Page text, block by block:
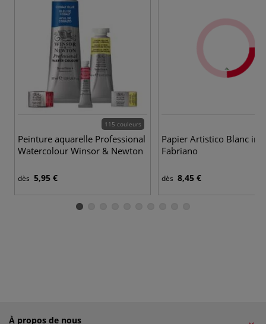
115 couleurs
Peinture aquarelle Professional
Watercolour Winsor & Newton
dès 5,95 €
Papier Artistico Blanc
Fabriano
dès 8,45 €
À propos de nous